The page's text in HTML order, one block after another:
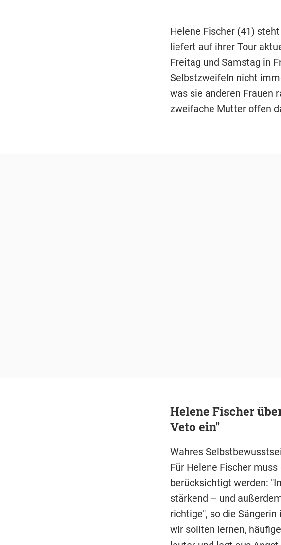
Helene Fischer(41) steht
liefert auf ihrer Tour
Freitag und Samstag in
Selbstzweifeln nicht
was sie anderen Frauen
zweifache Mutter offen
Helene Fischer
Veto ein"
Wahres
Für Helene Fischer
berücksichtigt werden:
stärkend – und
richtige", so die
wir sollten lernen,